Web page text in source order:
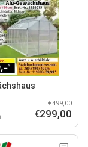
€499,00
€299,00